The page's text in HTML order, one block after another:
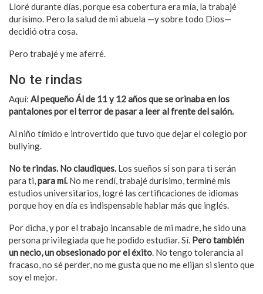
Lloré durante días, porque esa cobertura era mía, la trabajé
durísimo. Pero la salud de mi abuela —y sobre todo Dios—
decidió otra cosa.
Pero trabajé y me aferré.
No te rindas
Aquí: Al pequeño Ál de 11 y 12 años que se orinaba en los
pantalones por el terror de pasar a leer al frente del salón.
Al niño tímido e introvertido que tuvo que dejar el colegio por
bullying.
No te rindas. No claudiques. Los sueños si son para ti serán
para ti,para mí. No me rendí, trabajé durísimo, terminé mis
estudios universitarios, logré las certificaciones de idiomas
porque hoy en día es indispensable hablar más que inglés.
Por dicha, y por el trabajo incansable de mi madre, he sido una
persona privilegiada que he podido estudiar. Sí. Pero también
un necio, un obsesionado por el éxito. No tengo tolerancia al
fracaso, no sé perder, no me gusta que no me elijan si siento que
soy el mejor.